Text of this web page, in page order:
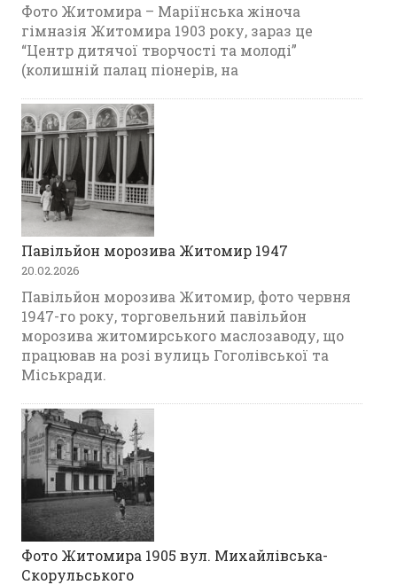
Фото Житомира – Маріїнська жіноча
гімназія Житомира 1903 року, зараз це
“Центр дитячої творчості та молоді”
(колишній палац піонерів, на
Павільйон морозива Житомир 1947
20.02.2026
Павільйон морозива Житомир, фото червня
1947-го року, торговельний павільйон
морозива житомирського маслозаводу, що
працював на розі вулиць Гоголівської та
Міськради.
Фото Житомира 1905 вул. Михайлівська-
Скорульського